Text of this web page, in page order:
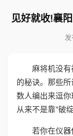
见好就收!襄
麻将机没
的秘诀。那些
数人编出来逗
从来不是靠"破
若你在仪